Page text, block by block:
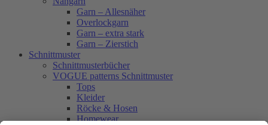
Garn – Allesnäher
Overlockgarn
Garn – extra stark
Garn – Zierstich
Schnittmuster
Schnittmusterbücher
VOGUE patterns Schnittmuster
Tops
Kleider
Röcke & Hosen
Homewear